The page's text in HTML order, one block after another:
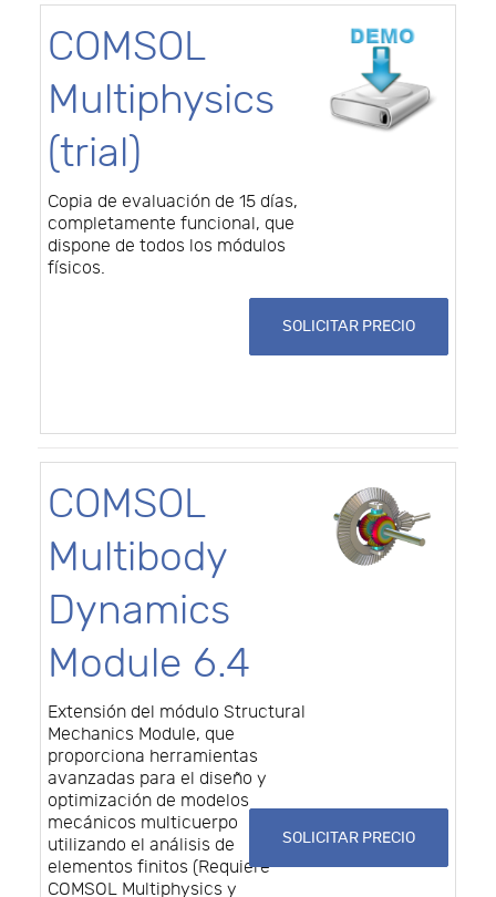
COMSOL
Multiphysics
(trial)
Copia de evaluación de 15 días,
completamente funcional, que
dispone de todos los módulos
físicos.
SOLICITAR PRECIO
COMSOL
Multibody
Dynamics
Module 6.4
Extensión del módulo Structural
Mechanics Module, que
proporciona herramientas
avanzadas para el diseño y
optimización de modelos
mecánicos multicuerpo
utilizando el análisis de
elementos finitos (Requiere
COMSOL Multiphysics y
SOLICITAR PRECIO